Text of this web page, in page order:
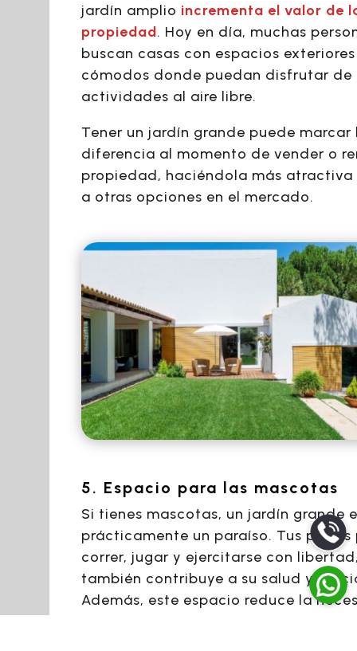
jardín amplio incrementa el valor de
propiedad. Hoy en día, muchas
buscan casas con espacios exteriores
cómodos donde puedan disfrutar de
actividades al aire libre.
Tener un jardín grande puede marcar
diferencia al momento de vender o
propiedad, haciéndola más atractiva
a otras opciones en el mercado.
5. Espacio para las mascotas
Si tienes mascotas, un jardín grande
prácticamente un paraíso. Tus perros
correr, jugar y ejercitarse con
también contribuye a su salud y
Además, este espacio reduce la